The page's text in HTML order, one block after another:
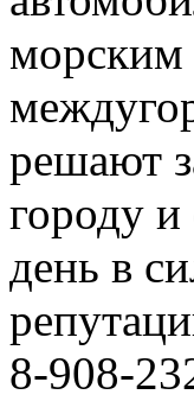
морским
решают
городу
день в
8-908-